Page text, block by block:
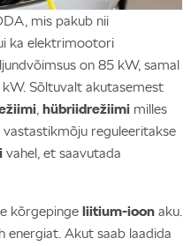
mis pakub nii
ka elektrimootori
on 85 kW, samal
kW. Sõltuvalt akutasemest
, hübriidrežiimi milles
reguleeritakse
vahel, et saavutada
kõrgepinge liitium-ioon aku.
energiat. Akut saab laadida